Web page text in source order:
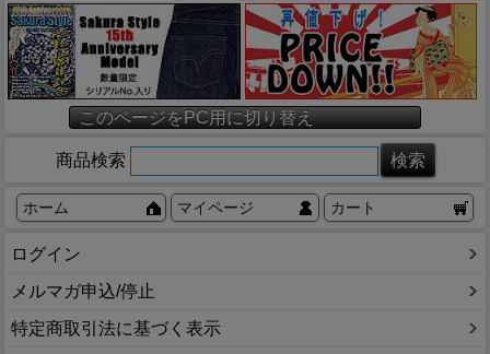
このページをPC用に切り替え
商品検索
ホーム マイページ カート
ログイン
メルマガ申込/停止
特定商取引法に基づく表示